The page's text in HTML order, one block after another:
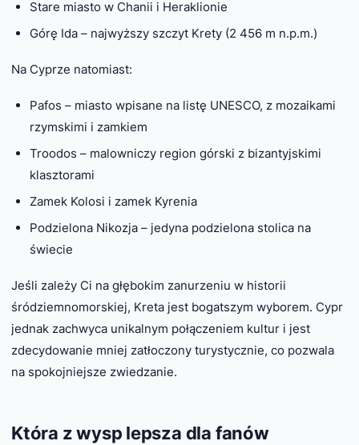
Stare miasto w Chanii i Heraklionie
Górę Ida – najwyższy szczyt Krety (2 456 m n.p.m.)
Na Cyprze natomiast:
Pafos – miasto wpisane na listę UNESCO, z mozaikami
rzymskimi i zamkiem
Troodos – malowniczy region górski z bizantyjskimi
klasztorami
Zamek Kolosi i zamek Kyrenia
Podzielona Nikozja – jedyna podzielona stolica na
świecie
Jeśli zależy Ci na głębokim zanurzeniu w historii
śródziemnomorskiej, Kreta jest bogatszym wyborem. Cypr
jednak zachwyca unikalnym połączeniem kultur i jest
zdecydowanie mniej zatłoczony turystycznie, co pozwala
na spokojniejsze zwiedzanie.
Która z wysp lepsza dla fanów